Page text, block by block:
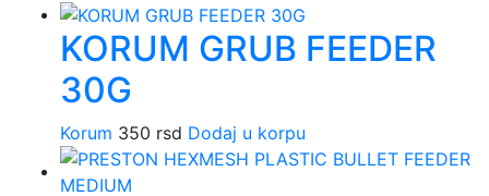
KORUM GRUB FEEDER
30G
Korum 350 rsd Dodaj u korpu